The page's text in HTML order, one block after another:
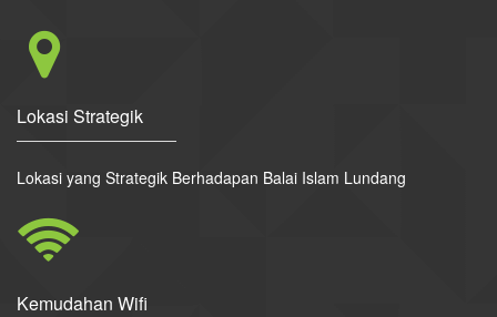
Lokasi Strategik
Lokasi yang Strategik Berhadapan Balai Islam Lundang
Kemudahan Wifi